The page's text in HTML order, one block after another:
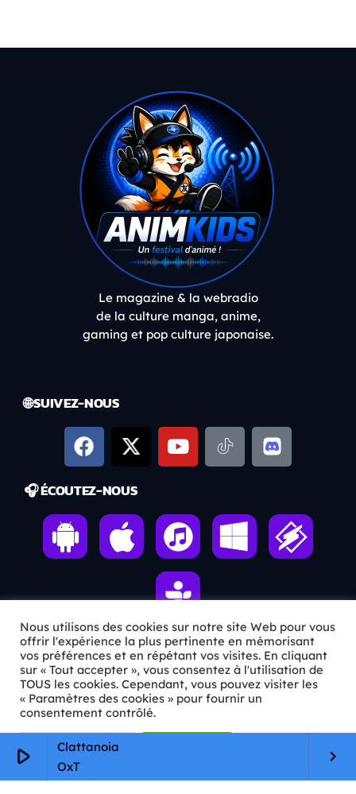
play_arrow
Clattanoia
OxT
keyboard_arrow_right
Le magazine & la webradio
de la culture manga, anime,
gaming et pop culture japonaise.
🌐 SUIVEZ-NOUS
🎧 ÉCOUTEZ-NOUS
ℹ️ INFOS PRATIQUES
✉️Contact
🦊Qui sommes-nous ?
📄
Mentions légales
Nous utilisons des cookies sur notre site Web pour vous
offrir l'expérience la plus pertinente en mémorisant
vos préférences et en répétant vos visites. En cliquant
sur « Tout accepter », vous consentez à l'utilisation de
TOUS les cookies. Cependant, vous pouvez visiter les
« Paramètres des cookies » pour fournir un
consentement contrôlé.
Paramètres Cookie